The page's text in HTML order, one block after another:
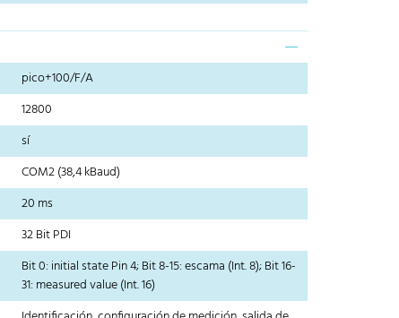
pico+100/F/A
12800
sí
COM2 (38,4 kBaud)
20 ms
32 Bit PDI
Bit 0: initial state Pin 4; Bit 8-15: escama (Int. 8); Bit 16-
31: measured value (Int. 16)